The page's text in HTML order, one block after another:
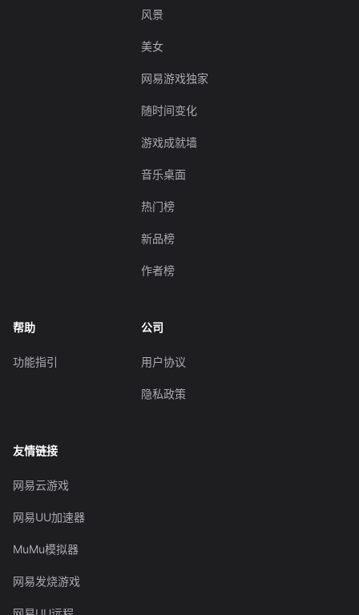
风景
美女
网易游戏独家
随时间变化
游戏成就墙
音乐桌面
热门榜
新品榜
作者榜
帮助
功能指引
公司
用户协议
隐私政策
友情链接
网易云游戏
网易UU加速器
MuMu模拟器
网易发烧游戏